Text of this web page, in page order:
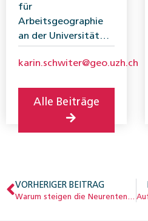
für
Arbeitsgeographie
an der Universität
karin.schwiter@geo.uzh.ch
Alle Beiträge
VORHERIGER BEITRAG